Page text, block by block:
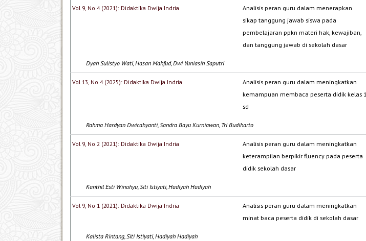
Vol 9, No 4 (2021): Didaktika Dwija Indria
Analisis peran guru dalam menerapkan
sikap tanggung jawab siswa pada
pembelajaran ppkn materi hak, kewajiban,
dan tanggung jawab di sekolah dasar
Dyah Sulistyo Wati, Hasan Mahfud, Dwi Yuniasih Saputri
Vol 13, No 4 (2025): Didaktika Dwija Indria
Analisis peran guru dalam meningkatkan
kemampuan membaca peserta didik kelas 1
sd
Rahma Hardyan Dwicahyanti, Sandra Bayu Kurniawan, Tri Budiharto
Vol 9, No 2 (2021): Didaktika Dwija Indria
Analisis peran guru dalam meningkatkan
keterampilan berpikir fluency pada peserta
didik sekolah dasar
Kanthil Esti Winahyu, Siti Istiyati, Hadiyah Hadiyah
Vol 9, No 1 (2021): Didaktika Dwija Indria
Analisis peran guru dalam meningkatkan
minat baca peserta didik di sekolah dasar
Kalista Rintang, Siti Istiyati, Hadiyah Hadiyah